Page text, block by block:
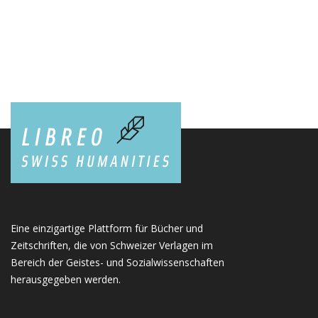
Eine einzigartige Plattform für Bücher und
Zeitschriften, die von Schweizer Verlagen im
Bereich der Geistes- und Sozialwissenschaften
herausgegeben werden.